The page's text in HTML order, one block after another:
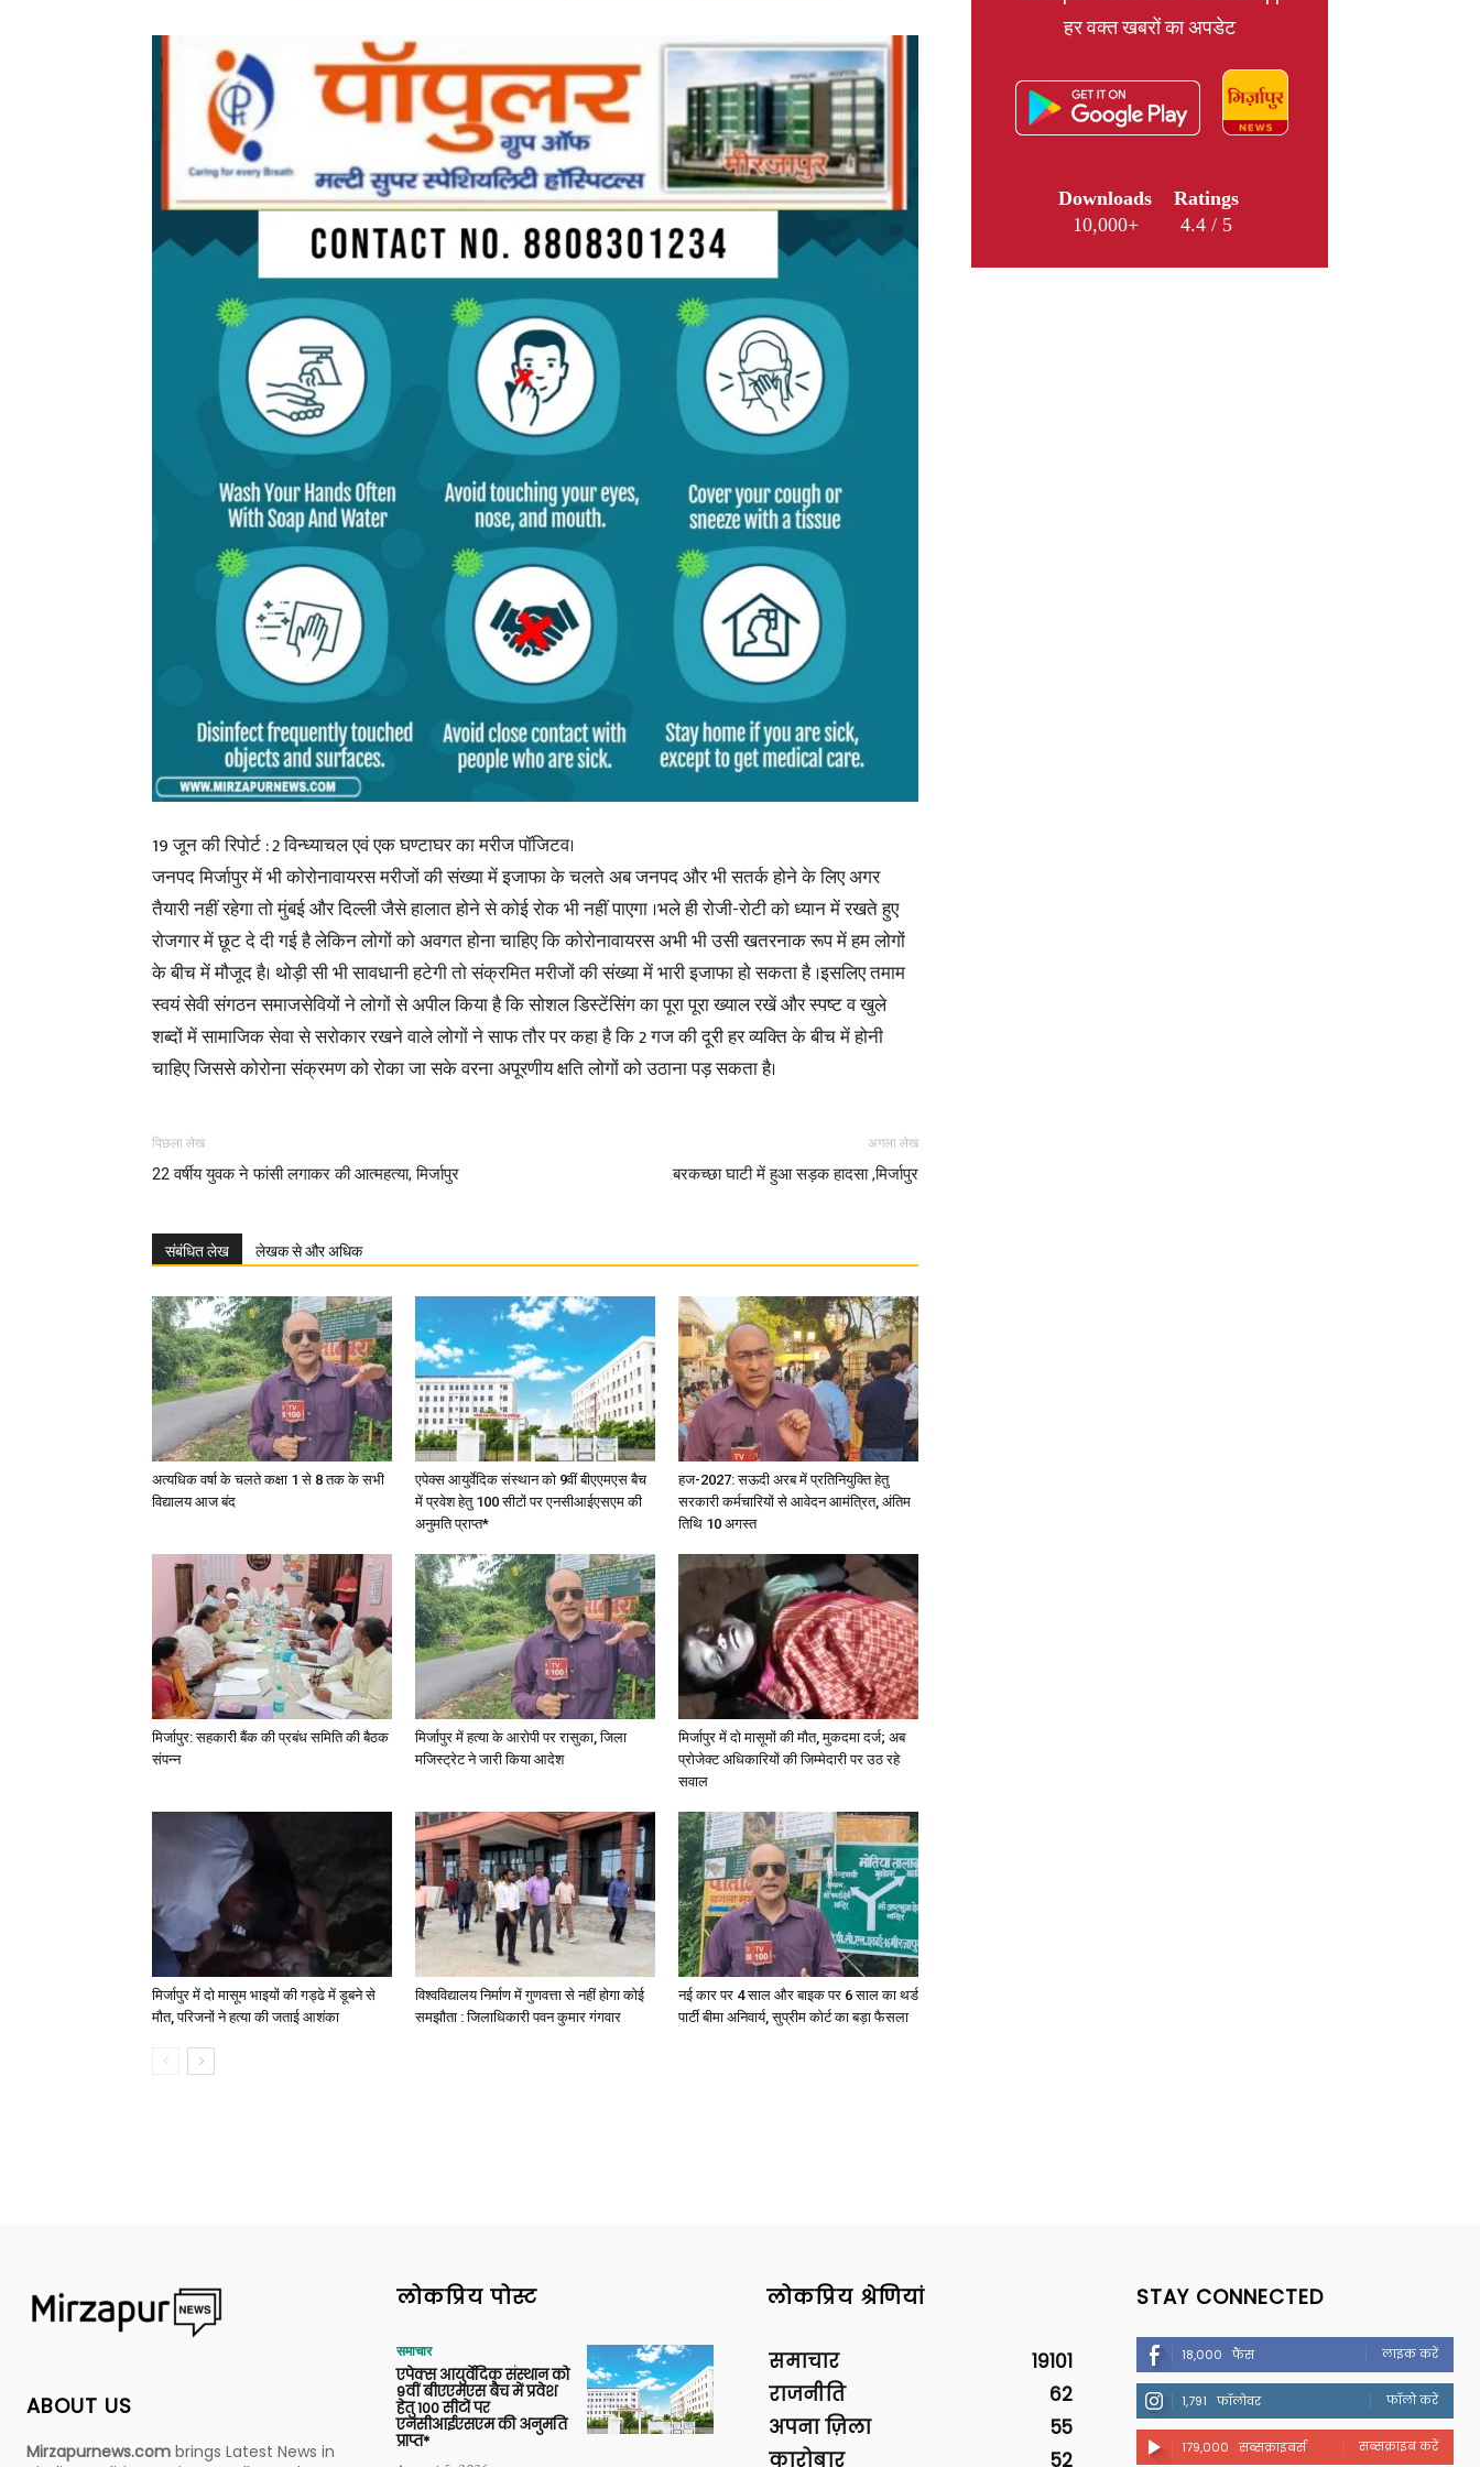
News,
News
in
Hindi,
Hindi
Paper
19 जून की रिपोर्ट : 2 विन्ध्याचल एवं एक घण्टाघर का मरीज पॉजिटव।
जनपद मिर्जापुर में भी कोरोनावायरस मरीजों की संख्या में इजाफा के चलते अब जनपद और भी सतर्क होने के लिए अगर
तैयारी नहीं रहेगा तो मुंबई और दिल्ली जैसे हालात होने से कोई रोक भी नहीं पाएगा ।भले ही रोजी-रोटी को ध्यान में रखते हुए
रोजगार में छूट दे दी गई है लेकिन लोगों को अवगत होना चाहिए कि कोरोनावायरस अभी भी उसी खतरनाक रूप में हम लोगों
के बीच में मौजूद है। थोड़ी सी भी सावधानी हटेगी तो संक्रमित मरीजों की संख्या में भारी इजाफा हो सकता है ।इसलिए तमाम
स्वयं सेवी संगठन समाजसेवियों ने लोगों से अपील किया है कि सोशल डिस्टेंसिंग का पूरा पूरा ख्याल रखें और स्पष्ट व खुले
शब्दों में सामाजिक सेवा से सरोकार रखने वाले लोगों ने साफ तौर पर कहा है कि 2 गज की दूरी हर व्यक्ति के बीच में होनी
चाहिए जिससे कोरोना संक्रमण को रोका जा सके वरना अपूरणीय क्षति लोगों को उठाना पड़ सकता है।
पिछला लेख
22 वर्षीय युवक ने फांसी लगाकर की आत्महत्या, मिर्जापुर
अगला लेख
बरकच्छा घाटी में हुआ सड़क हादसा ,मिर्जापुर
संबंधित लेख लेखक से और अधिक
अत्यधिक वर्षा के चलते कक्षा 1 से 8 तक के सभी
विद्यालय आज बंद
एपेक्स आयुर्वेदिक संस्थान को 9वीं बीएएमएस बैच
में प्रवेश हेतु 100 सीटों पर एनसीआईएसएम की
अनुमति प्राप्त*
हज-2027: सऊदी अरब में प्रतिनियुक्ति हेतु
सरकारी कर्मचारियों से आवेदन आमंत्रित, अंतिम
तिथि 10 अगस्त
मिर्जापुर: सहकारी बैंक की प्रबंध समिति की बैठक
संपन्न
मिर्जापुर में हत्या के आरोपी पर रासुका, जिला
मजिस्ट्रेट ने जारी किया आदेश
मिर्जापुर में दो मासूमों की मौत, मुकदमा दर्ज; अब
प्रोजेक्ट अधिकारियों की जिम्मेदारी पर उठ रहे
सवाल
मिर्जापुर में दो मासूम भाइयों की गड्ढे में डूबने से
मौत, परिजनों ने हत्या की जताई आशंका
विश्वविद्यालय निर्माण में गुणवत्ता से नहीं होगा कोई
समझौता : जिलाधिकारी पवन कुमार गंगवार
नई कार पर 4 साल और बाइक पर 6 साल का थर्ड
पार्टी बीमा अनिवार्य, सुप्रीम कोर्ट का बड़ा फैसला
हर वक्त खबरों का अपडेट
Downloads
10,000+
Ratings
4.4 / 5
ABOUT US
Mirzapurnews.com brings Latest News in
लोकप्रिय पोस्ट
समाचार
एपेक्स आयुर्वेदिक संस्थान को
9वीं बीएएमएस बैच में प्रवेश
हेतु 100 सीटों पर
एनसीआईएसएम की अनुमति
प्राप्त*
लोकप्रिय श्रेणियां
समाचार
19101
राजनीति
62
अपना ज़िला
55
कारोबार
52
STAY CONNECTED
18,000 फैंस लाइक करें
1,791 फॉलोवर फॉलो करें
179,000 सब्सक्राइबर्स सब्सक्राइब करें